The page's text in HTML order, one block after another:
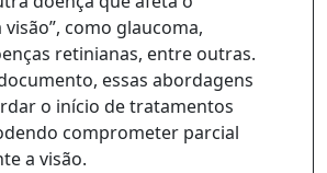
como glaucoma,
retinianas, entre outras.
essas abordagens
o início de tratamentos
comprometer parcial
a visão.